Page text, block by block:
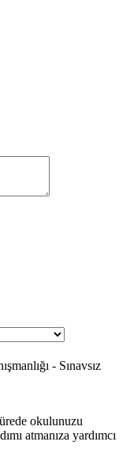
okulunuzu
atmanıza yardımcı